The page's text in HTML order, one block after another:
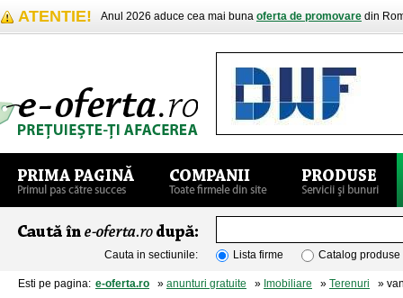
ATENTIE! Anul 2026 aduce cea mai buna oferta de promovare din
Cauta in sectiunile: Lista firme Catalog produse
Esti pe pagina: e-oferta.ro » anunturi gratuite » Imobiliare » Terenuri »